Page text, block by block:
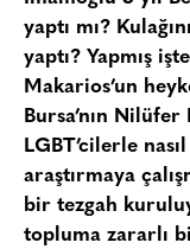
yaptı mı?
yaptı? Yapmış
Makarios’un
Bursa’nın
LGBT’cilerle
araştırmaya
bir tezgah
topluma zararlı